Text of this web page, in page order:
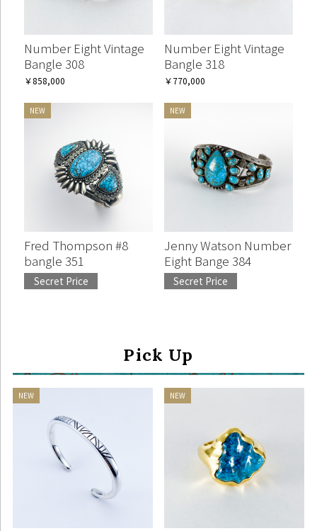
Number Eight Vintage
Bangle 308
￥858,000
Number Eight Vintage
Bangle 318
￥770,000
Fred Thompson #8
bangle 351
Secret Price
Jenny Watson Number
Eight Bange 384
Secret Price
Pick Up